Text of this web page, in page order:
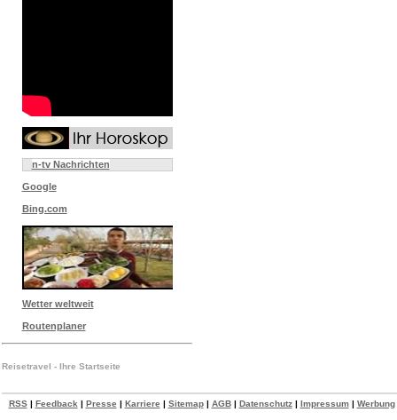
n-tv Nachrichten
Google
Bing.com
Wetter weltweit
Routenplaner
Reisetravel - Ihre Startseite
RSS| Feedback | Presse | Karriere | Sitemap| AGB| Datenschutz| Impressum| Werbung